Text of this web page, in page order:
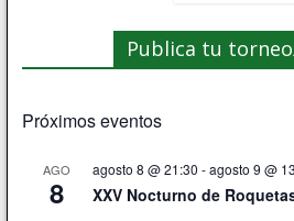
Publica tu
Próximos eventos
AGO
8
agosto 8 @ 21:30 -agosto 9 @
XXV Nocturno de